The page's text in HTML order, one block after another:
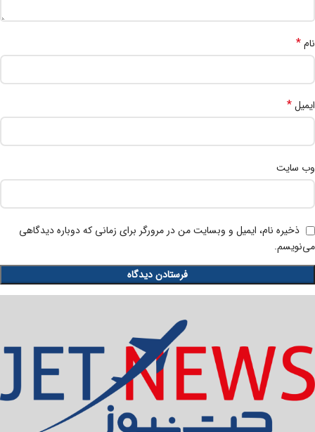
نام*
ایمیل*
وب‌ سایت
ذخیره نام، ایمیل و وبسایت من در مرورگر برای زمانی که دوباره دیدگاهی
می‌نویسم.